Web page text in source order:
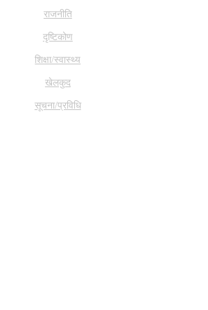
राजनीति
दृष्टिकोण
शिक्षा/स्वास्थ्य
खेलकुद
सूचना/प्रविधि